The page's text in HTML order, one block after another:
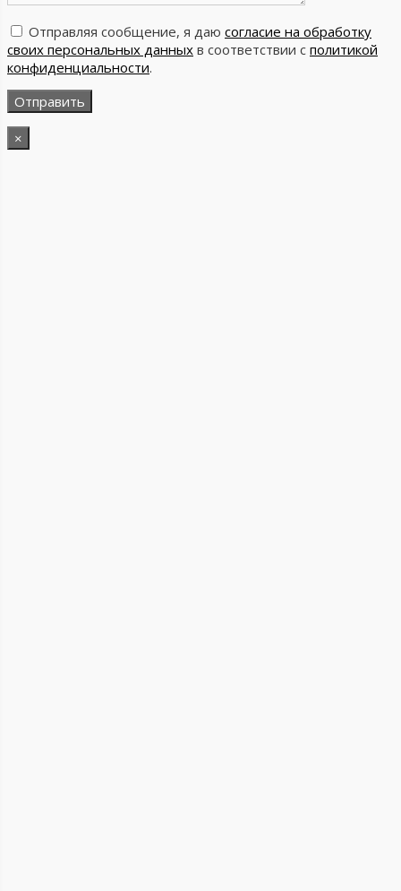
Отправляя сообщение, я даю согласие на обработку
своих персональных данных в соответствии с политикой
конфиденциальности.
×